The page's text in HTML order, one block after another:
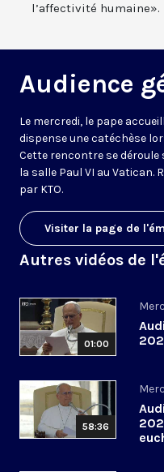
l’affectivité humaine».
Audience
Le mercredi, le pape
dispense une catéchèse
Cette rencontre se déroule
la salle Paul VI au
par KTO.
Visiter la page de
Autres vidéos de
01:00
58:36